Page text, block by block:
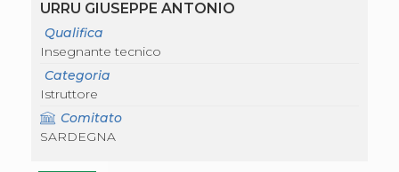
URRU GIUSEPPE ANTONIO
Qualifica
Insegnante tecnico
Categoria
Istruttore
Comitato
SARDEGNA